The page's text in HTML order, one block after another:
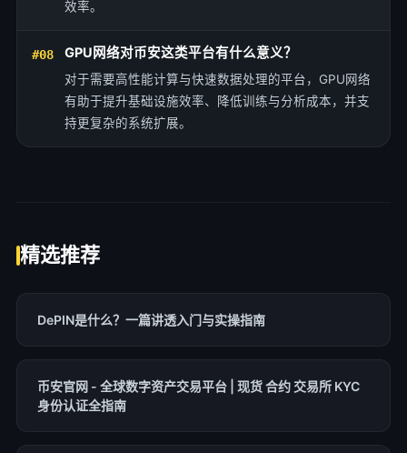
效率。
#08 GPU网络对币安这类平台有什么意义？
对于需要高性能计算与快速数据处理的平台，GPU网络
有助于提升基础设施效率、降低训练与分析成本，并支
持更复杂的系统扩展。
精选推荐
DePIN是什么？一篇讲透入门与实操指南
币安官网 - 全球数字资产交易平台 | 现货 合约 交易所 KYC
身份认证全指南